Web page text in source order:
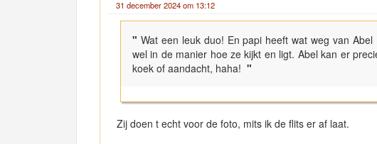
31 december 2024 om 13:12
" Wat een leuk duo! En papi heeft wat weg van
wel in de manier hoe ze kijkt en ligt. Abel kan er
koek of aandacht, haha! "
Zij doen t echt voor de foto, mits ik de flits er af laat.